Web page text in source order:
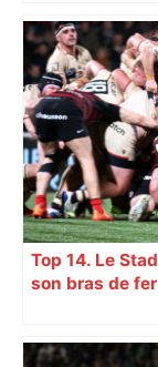
Top 14. Le
son bras de